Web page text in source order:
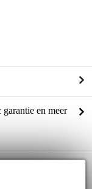
en meer